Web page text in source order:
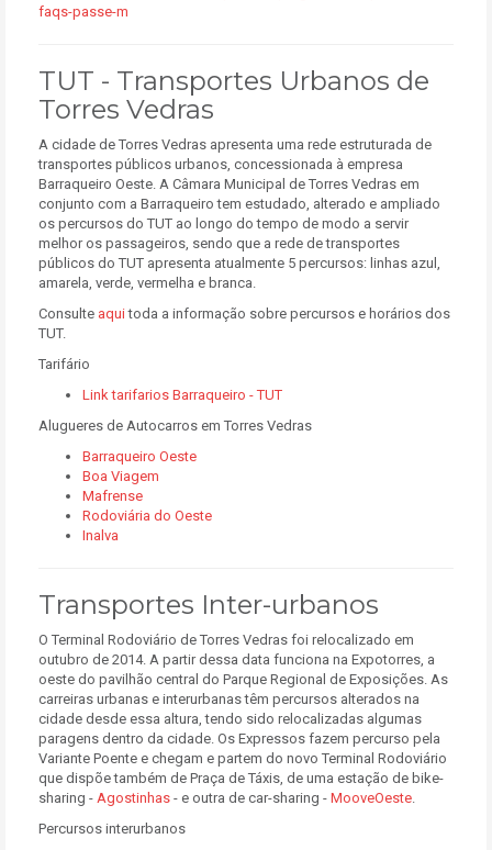
faqs-passe-m
TUT - Transportes Urbanos de
Torres Vedras
A cidade de Torres Vedras apresenta uma rede estruturada de
transportes públicos urbanos, concessionada à empresa
Barraqueiro Oeste. A Câmara Municipal de Torres Vedras em
conjunto com a Barraqueiro tem estudado, alterado e ampliado
os percursos do TUT ao longo do tempo de modo a servir
melhor os passageiros, sendo que a rede de transportes
públicos do TUT apresenta atualmente 5 percursos: linhas azul,
amarela, verde, vermelha e branca.
Consulte aqui toda a informação sobre percursos e horários dos
TUT.
Tarifário
Link tarifarios Barraqueiro - TUT
Alugueres de Autocarros em Torres Vedras
Barraqueiro Oeste
Boa Viagem
Mafrense
Rodoviária do Oeste
Inalva
Transportes Inter-urbanos
O Terminal Rodoviário de Torres Vedras foi relocalizado em
outubro de 2014. A partir dessa data funciona na Expotorres, a
oeste do pavilhão central do Parque Regional de Exposições. As
carreiras urbanas e interurbanas têm percursos alterados na
cidade desde essa altura, tendo sido relocalizadas algumas
paragens dentro da cidade. Os Expressos fazem percurso pela
Variante Poente e chegam e partem do novo Terminal Rodoviário
que dispõe também de Praça de Táxis, de uma estação de bike-
sharing - Agostinhas - e outra de car-sharing - MooveOeste.
Percursos interurbanos